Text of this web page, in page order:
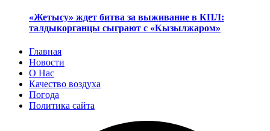
«Жетысу» ждет битва за выживание в КПЛ:
талдыкорганцы сыграют с «Кызылжаром»
Главная
Новости
О Нас
Качество воздуха
Погода
Политика сайта